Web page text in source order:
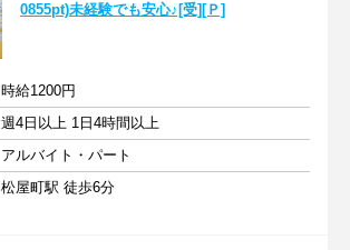
0855pt)未経験でも安心♪[受][Ｐ]
時給1200円
週4日以上 1日4時間以上
アルバイト・パート
松屋町駅 徒歩6分